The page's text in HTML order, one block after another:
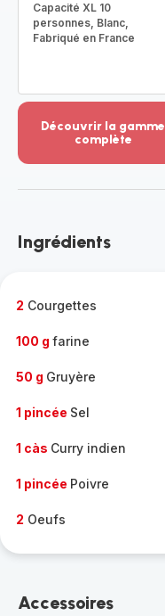
Capacité XL 10
personnes, Blanc,
Fabriqué en France
Découvrir la gamme
complète
-
gamme
Ingrédients
2 Courgettes
100 g farine
50 g Gruyère
1 pincée Sel
1 càs Curry indien
1 pincée Poivre
2 Oeufs
Accessoires